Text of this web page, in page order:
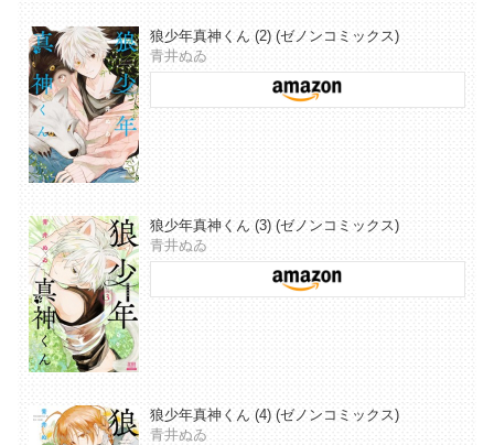
狼少年真神くん (2) (ゼノンコミックス)
青井ぬゐ
狼少年真神くん (3) (ゼノンコミックス)
青井ぬゐ
狼少年真神くん (4) (ゼノンコミックス)
青井ぬゐ